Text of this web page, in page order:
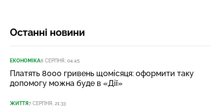
Останні новини
ЕКОНОМІКА8 СЕРПНЯ, 04:45
Платять 8000 гривень щомісяця: оформити таку
допомогу можна буде в «Дії»
ЖИТТЯ7 СЕРПНЯ, 21:33